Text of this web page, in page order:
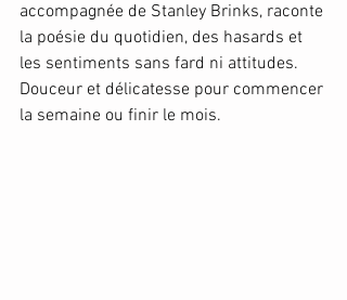
accompagnée de Stanley Brinks, raconte
la poésie du quotidien, des hasards et
les sentiments sans fard ni attitudes.
Douceur et délicatesse pour commencer
la semaine ou finir le mois.